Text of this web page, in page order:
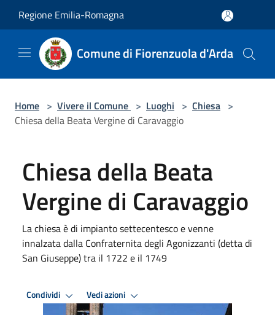
Regione Emilia-Romagna
Comune di Fiorenzuola d'Arda
Home > Vivere il Comune > Luoghi > Chiesa >
Chiesa della Beata Vergine di Caravaggio
Chiesa della Beata
Vergine di Caravaggio
La chiesa è di impianto settecentesco e venne
innalzata dalla Confraternita degli Agonizzanti (detta di
San Giuseppe) tra il 1722 e il 1749
Condividi Vedi azioni